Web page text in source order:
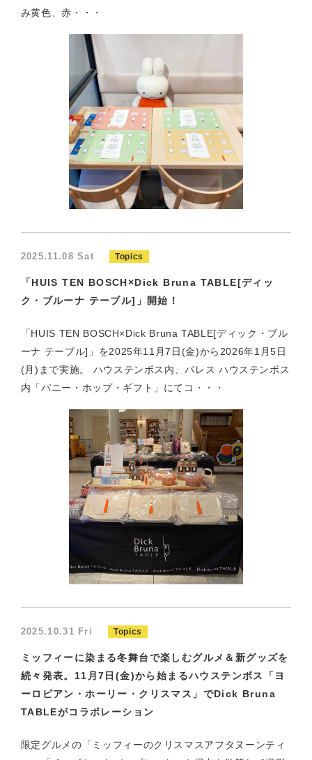
み黄色、赤・・・
2025.11.08 Sat Topics
「HUIS TEN BOSCH×Dick Bruna TABLE[ディッ
ク・ブルーナ テーブル]」開始！
「HUIS TEN BOSCH×Dick Bruna TABLE[ディック・ブル
ーナ テーブル]」を2025年11月7日(金)から2026年1月5日
(月)まで実施。 ハウステンボス内、パレス ハウステンボス
内「バニー・ホップ・ギフト」にてコ・・・
2025.10.31 Fri Topics
ミッフィーに染まる冬舞台で楽しむグルメ＆新グッズを
続々発表。11月7日(金)から始まるハウステンボス「ヨ
ーロピアン・ホーリー・クリスマス」でDick Bruna
TABLEがコラボレーション
限定グルメの「ミッフィーのクリスマスアフタヌーンティ